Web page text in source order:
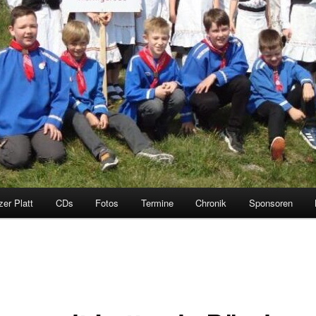
Platt CDs Fotos Termine Chronik Sponsoren